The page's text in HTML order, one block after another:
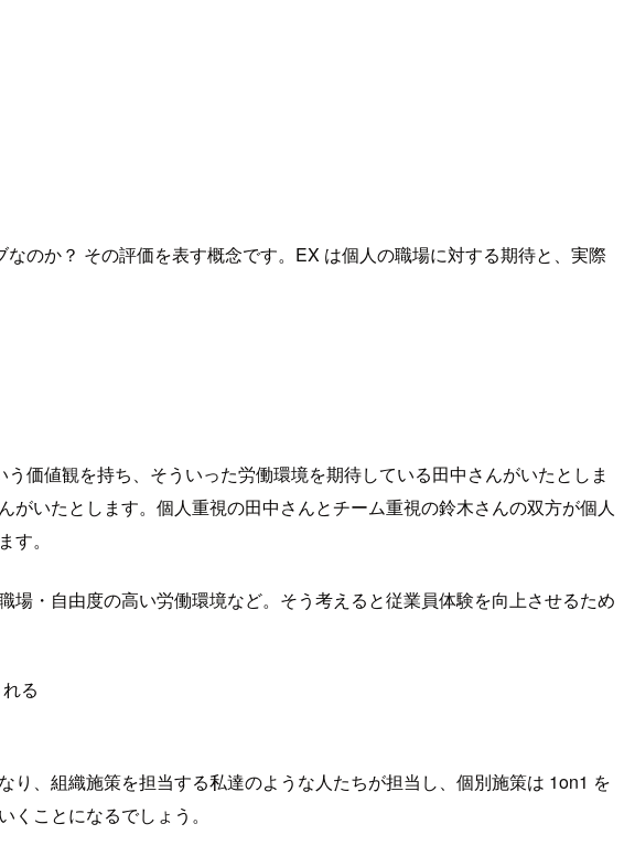
のか？ その評価を表す概念です。EX は個人の職場に対する期待と、実際
価値観を持ち、そういった労働環境を期待している田中さんがいたとしま
いたとします。個人重視の田中さんとチーム重視の鈴木さんの双方が個人
。
・自由度の高い労働環境など。そう考えると従業員体験を向上させるため
る
、組織施策を担当する私達のような人たちが担当し、個別施策は 1on1 を
ことになるでしょう。